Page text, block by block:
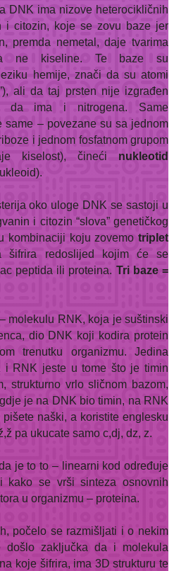
DNK ima nizove heterocikličnih
i citozin, koje se zovu baze jer
premda nemetal, daje tvarima
ne kiseline. Te baze su
hemije, znači da su atomi
ali da taj prsten nije izgrađen
da ima i nitrogena. Same
same – povezane su sa jednom
i jednom fosfatnom grupom
kiselost), čineći nukleotid
oko uloge DNK se sastoji u
i citozin “slova” genetičkog
kombinaciji koju zovemo triplet
šifrira redoslijed kojim će se
peptida ili proteina. Tri baze =
molekulu RNK, koja je suštinski
dio DNK koji kodira protein
trenutku organizmu. Jedina
i RNK jeste u tome što je timin
strukturno vrlo sličnom bazom,
je na DNK bio timin, na RNK
naški, a koristite englesku
pa ukucate samo c,dj, dz, z.
je to to – linearni kod određuje
kako se vrši sinteza osnovnih
u organizmu – proteina.
počelo se razmišljati i o nekim
došlo zaključka da i molekula
koje šifrira, ima 3D strukturu te